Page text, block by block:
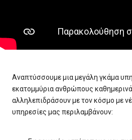
Αναπτύσσουμε μια μεγάλη γκάμα
εκατομμύρια ανθρώπους
αλληλεπιδράσουν με τον κόσμο με
υπηρεσίες μας περιλαμβάνουν: